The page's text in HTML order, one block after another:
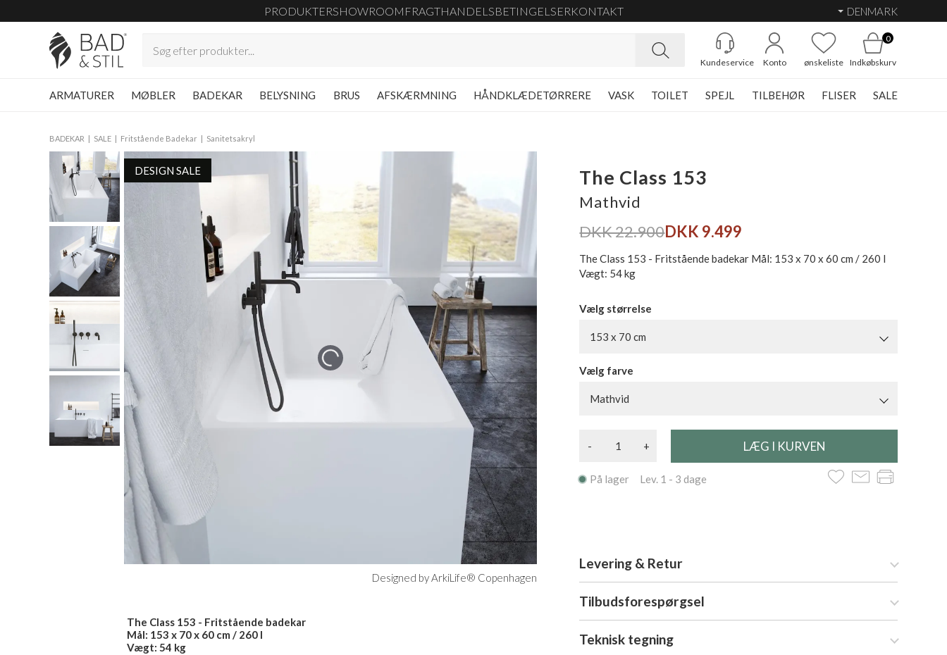
PRODUKTERSHOWROOM FRAGTHANDELSBETINGELSERKONTAKT DENMARK
Kundeservice Konto ønskeliste
0
Indkøbskurv
ARMATURER MØBLER BADEKAR BELYSNING BRUS AFSKÆRMNING HÅNDKLÆDETØRRERE VASK TOILET SPEJL TILBEHØR FLISER SALE
BADEKAR SALE Fritstående Badekar Sanitetsakryl
DESIGN SALE
Designed by ArkiLife® Copenhagen
The Class 153 - Fritstående badekar
Mål: 153 x 70 x 60 cm / 260 l
Vægt: 54 kg
The Class 153
Mathvid
DKK 22.900DKK 9.499
The Class 153 - Fritstående badekar Mål: 153 x 70 x 60 cm / 260 l
Vægt: 54 kg
Vælg størrelse
153 x 70 cm
Vælg farve
Mathvid
- +
På lager Lev. 1 - 3 dage
Levering & Retur
Tilbudsforespørgsel
Teknisk tegning